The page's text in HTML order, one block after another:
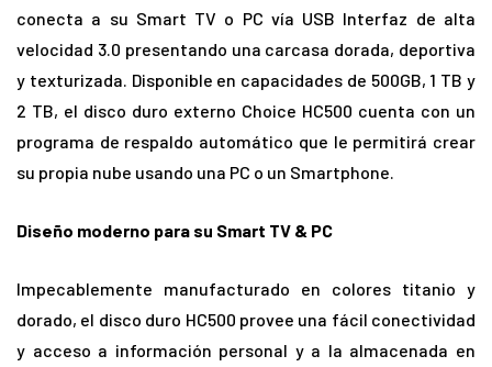
conecta a su Smart TV o PC vía USB Interfaz de alta
velocidad 3.0 presentando una carcasa dorada, deportiva
y texturizada. Disponible en capacidades de 500GB, 1 TB y
2 TB, el disco duro externo Choice HC500 cuenta con un
programa de respaldo automático que le permitirá crear
su propia nube usando una PC o un Smartphone.
Diseño moderno para su Smart TV & PC
Impecablemente manufacturado en colores titanio y
dorado, el disco duro HC500 provee una fácil conectividad
y acceso a información personal y a la almacenada en